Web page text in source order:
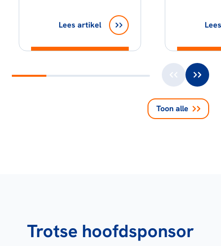
Lees artikel
Toon alle
Trotse hoofdsponsor